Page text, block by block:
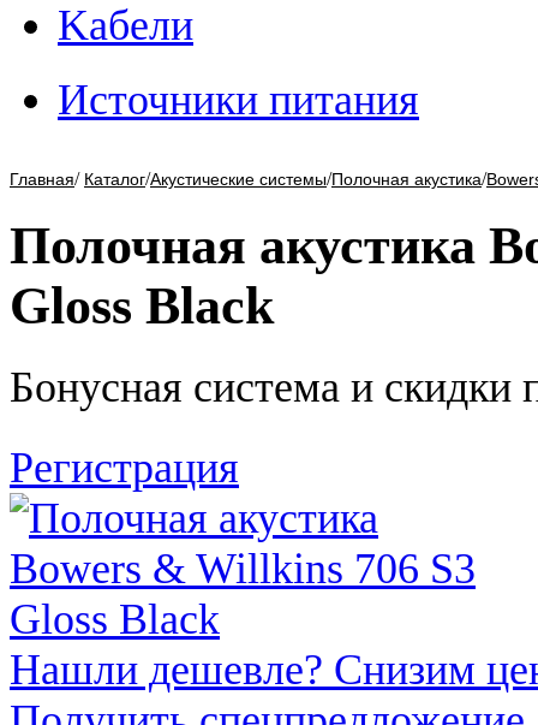
Kабели
Источники питания
Главная/ Каталог/Акустические системы/Полочная акустика/
Полочная акустика
Gloss Black
Бонусная система и скидки
Регистрация
Нашли дешевле? Снизим